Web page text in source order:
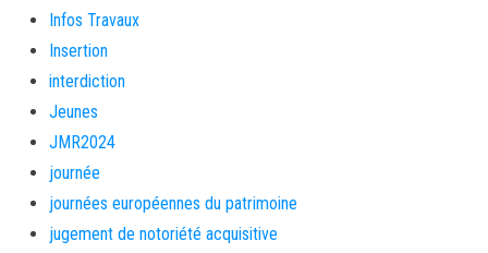
Infos Travaux
Insertion
interdiction
Jeunes
JMR2024
journée
journées européennes du patrimoine
jugement de notoriété acquisitive